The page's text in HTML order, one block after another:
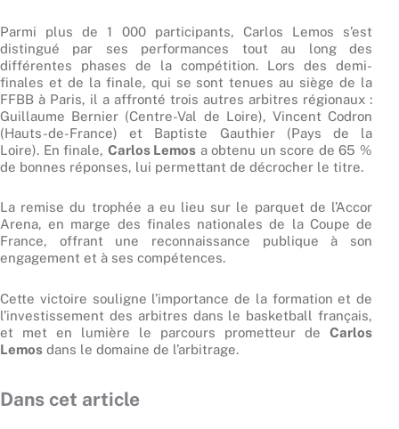
Parmi plus de 1 000 participants, Carlos Lemos s’est
distingué par ses performances tout au long des
différentes phases de la compétition. Lors des demi-
finales et de la finale, qui se sont tenues au siège de la
FFBB à Paris, il a affronté trois autres arbitres régionaux :
Guillaume Bernier (Centre-Val de Loire), Vincent Codron
(Hauts-de-France) et Baptiste Gauthier (Pays de la
Loire). En finale, Carlos Lemos a obtenu un score de 65 %
de bonnes réponses, lui permettant de décrocher le titre.
La remise du trophée a eu lieu sur le parquet de l’Accor
Arena, en marge des finales nationales de la Coupe de
France, offrant une reconnaissance publique à son
engagement et à ses compétences. ​
Cette victoire souligne l’importance de la formation et de
l’investissement des arbitres dans le basketball français,
et met en lumière le parcours prometteur de Carlos
Lemos dans le domaine de l’arbitrage.​
Dans cet article